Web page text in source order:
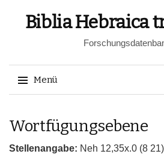
Biblia Hebraica
Menü
zum
Wortfügungsebene
Stellenangabe: Neh 12,35x.0 (8 21)